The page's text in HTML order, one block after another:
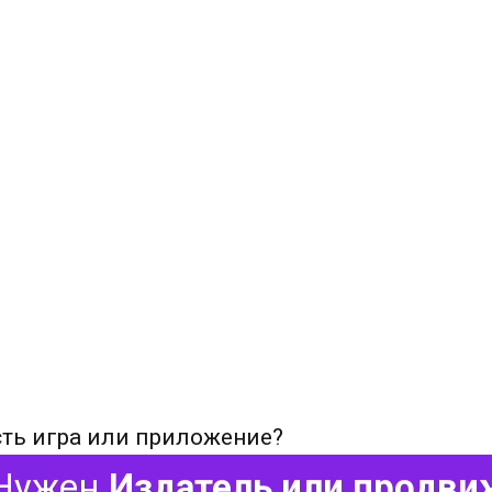
игра или приложение?